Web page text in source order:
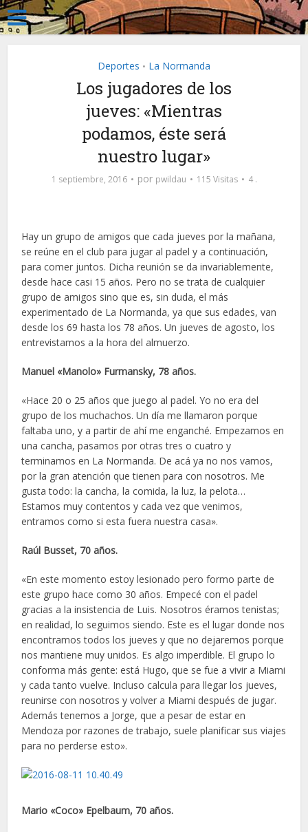
Deportes • La Normanda
Los jugadores de los
jueves: «Mientras
podamos, éste será
nuestro lugar»
1 septiembre, 2016 por pwildau 115 Visitas 4 .
Hay un grupo de amigos que cada jueves por la mañana,
se reúne en el club para jugar al padel y a continuación,
para comer juntos. Dicha reunión se da invariablemente,
desde hace casi 15 años. Pero no se trata de cualquier
grupo de amigos sino que es, sin duda, el más
experimentado de La Normanda, ya que sus edades, van
desde los 69 hasta los 78 años. Un jueves de agosto, los
entrevistamos a la hora del almuerzo.
Manuel «Manolo» Furmansky, 78 años.
«Hace 20 o 25 años que juego al padel. Yo no era del
grupo de los muchachos. Un día me llamaron porque
faltaba uno, y a partir de ahí me enganché. Empezamos en
una cancha, pasamos por otras tres o cuatro y
terminamos en La Normanda. De acá ya no nos vamos,
por la gran atención que tienen para con nosotros. Me
gusta todo: la cancha, la comida, la luz, la pelota…
Estamos muy contentos y cada vez que venimos,
entramos como si esta fuera nuestra casa».
Raúl Busset, 70 años.
«En este momento estoy lesionado pero formo parte de
este grupo hace como 30 años. Empecé con el padel
gracias a la insistencia de Luis. Nosotros éramos tenistas;
en realidad, lo seguimos siendo. Este es el lugar donde nos
encontramos todos los jueves y que no dejaremos porque
nos mantiene muy unidos. Es algo imperdible. El grupo lo
conforma más gente: está Hugo, que se fue a vivir a Miami
y cada tanto vuelve. Incluso calcula para llegar los jueves,
reunirse con nosotros y volver a Miami después de jugar.
Además tenemos a Jorge, que a pesar de estar en
Mendoza por razones de trabajo, suele planificar sus viajes
para no perderse esto».
Mario «Coco» Epelbaum, 70 años.